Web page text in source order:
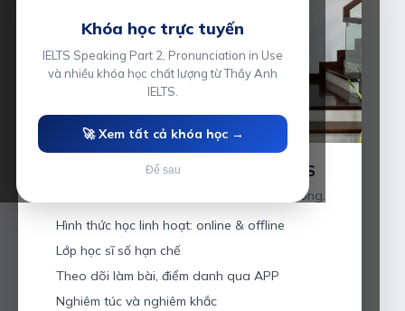
Luyện thi IELTS cùng Thầy Anh IELTS
Giáo viên hơn 10 năm kinh nghiệm tại Hải Phòng.
Hình thức học linh hoạt: online & offline
Lớp học sĩ số hạn chế
Theo dõi làm bài, điểm danh qua APP
Nghiêm túc và nghiêm khắc
Khóa học trực tuyến
IELTS Speaking Part 2, Pronunciation in Use
và nhiều khóa học chất lượng từ Thầy Anh
IELTS.
🚀 Xem tất cả khóa học →
Để sau